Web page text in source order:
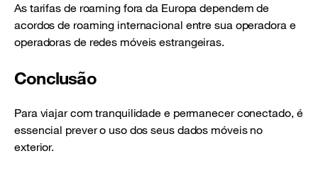
As tarifas de roaming fora da Europa dependem de
acordos de roaming internacional entre sua operadora e
operadoras de redes móveis estrangeiras.
Conclusão
Para viajar com tranquilidade e permanecer conectado, é
essencial prever o uso dos seus dados móveis no
exterior.